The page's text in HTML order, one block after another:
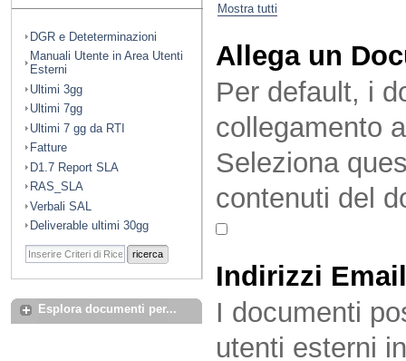
DGR e Deteterminazioni
Manuali Utente in Area Utenti
Esterni
Ultimi 3gg
Ultimi 7gg
Ultimi 7 gg da RTI
Fatture
D1.7 Report SLA
RAS_SLA
Verbali SAL
Deliverable ultimi 30gg
ricerca
Esplora documenti per...
Mostra tutti
Allega un
Per default, i
collegamento
Seleziona
contenuti del
Indirizzi Email
I documenti
utenti esterni